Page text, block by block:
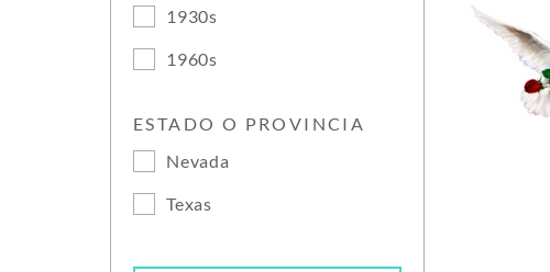
1930s
1960s
ESTADO O PROVINCIA
Nevada
Texas